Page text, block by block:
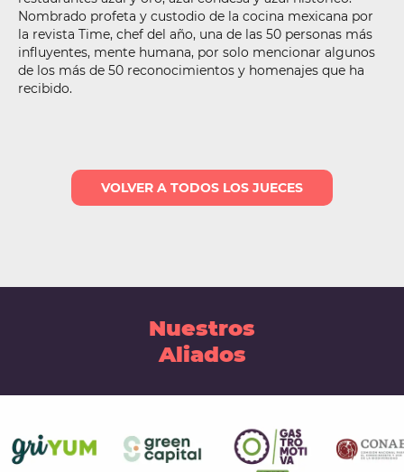
Nombrado profeta y custodio de la cocina mexicana por
la revista Time, chef del año, una de las 50 personas más
influyentes, mente humana, por solo mencionar algunos
de los más de 50 reconocimientos y homenajes que ha
recibido.
VOLVER A TODOS LOS JUECES
Nuestros
Aliados